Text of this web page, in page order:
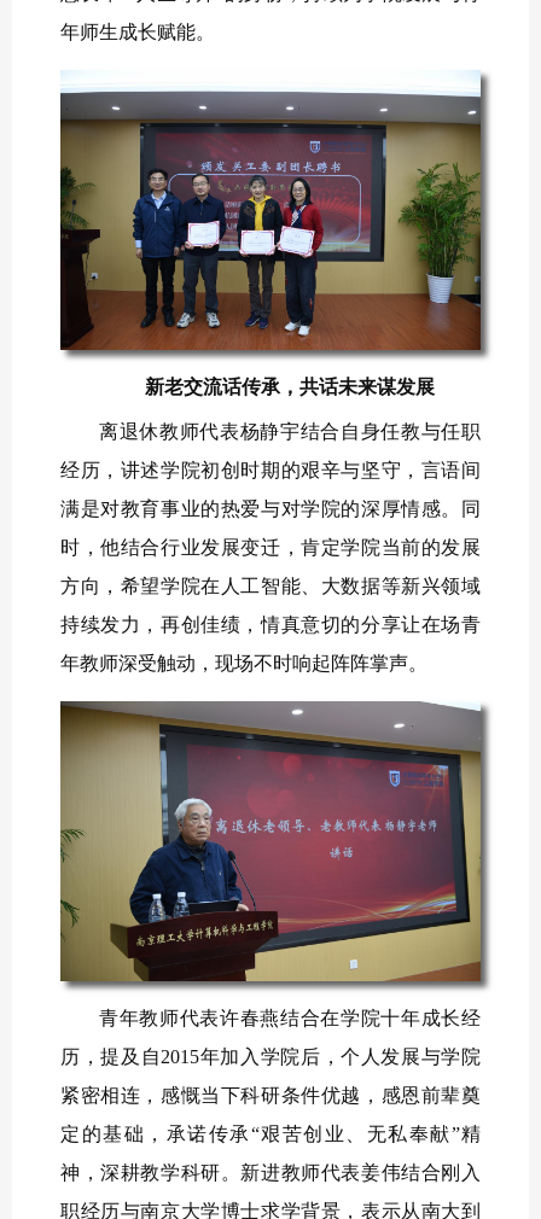
年师生成长赋能。
新老交流话传承，共话未来谋发展
离退休教师代表杨静宇结合自身任教与任职
经历，讲述学院初创时期的艰辛与坚守，言语间
满是对教育事业的热爱与对学院的深厚情感。同
时，他结合行业发展变迁，肯定学院当前的发展
方向，希望学院在人工智能、大数据等新兴领域
持续发力，再创佳绩，情真意切的分享让在场青
年教师深受触动，现场不时响起阵阵掌声。
青年教师代表许春燕结合在学院十年成长经
历，提及自2015年加入学院后，个人发展与学院
紧密相连，感慨当下科研条件优越，感恩前辈奠
定的基础，承诺传承“艰苦创业、无私奉献”精
神，深耕教学科研。新进教师代表姜伟结合刚入
职经历与南京大学博士求学背景，表示从南大到